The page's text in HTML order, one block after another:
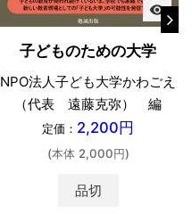
visibility
子どものための大学
NPO法人子ども大学かわごえ
（代表 遠藤克弥） 編
定価： 2,200円
(本体 2,000円)
品切